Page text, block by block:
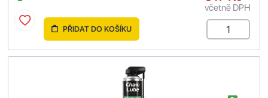
včetně DPH
PŘIDAT DO KOŠÍKU